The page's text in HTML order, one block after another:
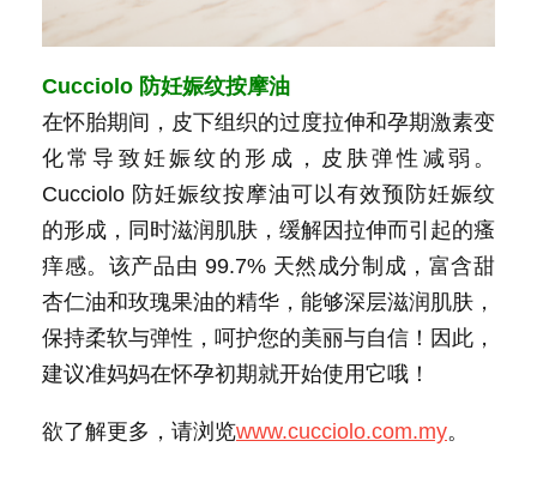
Cucciolo 防妊娠纹按摩油
在怀胎期间，皮下组织的过度拉伸和孕期激素变
化常导致妊娠纹的形成，皮肤弹性减弱。
Cucciolo 防妊娠纹按摩油可以有效预防妊娠纹
的形成，同时滋润肌肤，缓解因拉伸而引起的瘙
痒感。该产品由 99.7% 天然成分制成，富含甜
杏仁油和玫瑰果油的精华，能够深层滋润肌肤，
保持柔软与弹性，呵护您的美丽与自信！因此，
建议准妈妈在怀孕初期就开始使用它哦！
欲了解更多，请浏览www.cucciolo.com.my。